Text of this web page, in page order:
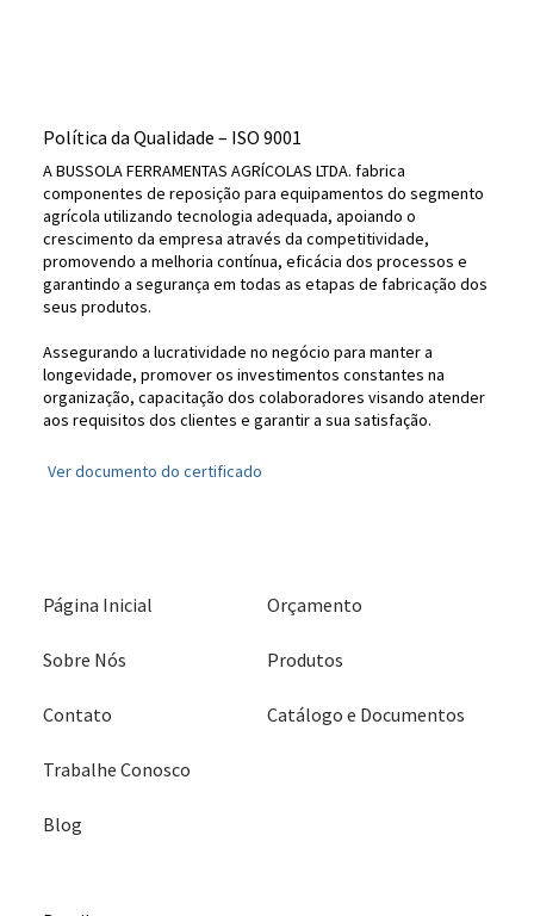
Página Inicial
Sobre Nós
Contato
Trabalhe Conosco
Blog
Orçamento
Produtos
Catálogo e Documentos
Política da Qualidade – ISO 9001
A BUSSOLA FERRAMENTAS AGRÍCOLAS LTDA. fabrica
componentes de reposição para equipamentos do segmento
agrícola utilizando tecnologia adequada, apoiando o
crescimento da empresa através da competitividade,
promovendo a melhoria contínua, eficácia dos processos e
garantindo a segurança em todas as etapas de fabricação dos
seus produtos.
Assegurando a lucratividade no negócio para manter a
longevidade, promover os investimentos constantes na
organização, capacitação dos colaboradores visando atender
aos requisitos dos clientes e garantir a sua satisfação.
Ver documento do certificado